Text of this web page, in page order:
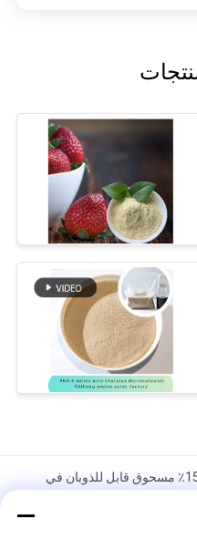
حمض أميني ببتيدات كلات الكالسيوم 15٪ مسحوق قابل للذوبان في